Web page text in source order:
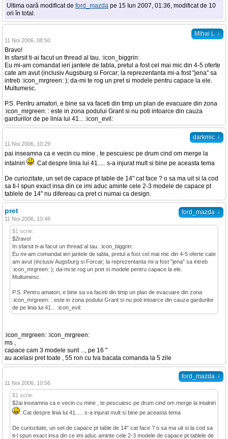
Ultima oară modificat de ford_mazda pe 15 Iun 2007, 01:36, modificat de 10
ori în total.
Mihai L ↓
11 Noi 2006, 08:50
Bravo!
In sfarsit ti-ai facut un thread al tau. :icon_biggrin:
Eu mi-am comandat ieri jantele de tabla, pretul a fost cel mai mic din 4-5 oferte
cate am avut (inclusiv Augsburg si Forcar; la reprezentanta mi-a fost "jena" sa
intreb :icon_mrgreen: ); da-mi te rog un pret si modele pentru capace la ele.
Multumesc.
P.S. Pentru amatori, e bine sa va faceti din timp un plan de evacuare din zona
:icon_mrgreen: : este in zona podului Grant si nu poti intoarce din cauza
gardurilor de pe linia lui 41... :icon_evil:
darkmic ↓
11 Noi 2006, 10:29
pai inseamna ca e vecin cu mine , te pescuiesc pe drum cind om merge la
intalniri
. Cat despre linia lui 41..... s-a injurat mult si bine pe aceasta tema
De curiozitate, un set de capace pt table de 14" cat face ? o sa ma uit si la cod
sa ti-l spun exact insa din ce imi aduc aminte cele 2-3 modele de capace pt
tablele de 14" nu difereau ca pret ci numai ca design.
ford_mazda ↓
pret
11 Noi 2006, 10:48
$1 scrie:
$2ravo!
In sfarsit ti-ai facut un thread al tau. :icon_biggrin:
Eu mi-am comandat ieri jantele de tabla, pretul a fost cel mai mic din 4-5 oferte cate
am avut (inclusiv Augsburg si Forcar; la reprezentanta mi-a fost "jena" sa intreb
:icon_mrgreen: ); da-mi te rog un pret si modele pentru capace la ele.
Multumesc.
P.S. Pentru amatori, e bine sa va faceti din timp un plan de evacuare din zona
:icon_mrgreen: : este in zona podului Grant si nu poti intoarce din cauza gardurilor
de pe linia lui 41... :icon_evil:
:icon_mrgreen: :icon_mrgreen:
ms ,
capace cam 3 modele sunt ..., pe 16 "
au acelasi pret toate , 55 ron cu tva bacata comanda la 5 zile
ford_mazda ↓
11 Noi 2006, 10:56
$1 scrie:
$2ai inseamna ca e vecin cu mine , te pescuiesc pe drum cind om merge la intalniri
. Cat despre linia lui 41..... s-a injurat mult si bine pe aceasta tema
De curiozitate, un set de capace pt table de 14" cat face ? o sa ma uit si la cod sa
ti-l spun exact insa din ce imi aduc aminte cele 2-3 modele de capace pt tablele de